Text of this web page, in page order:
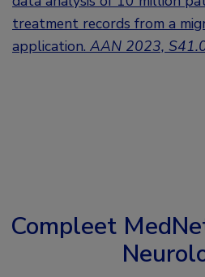
treatment records from a
application. AAN 2023,
Compleet